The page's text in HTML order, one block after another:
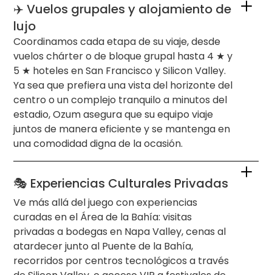
✈️ Vuelos grupales y alojamiento de
lujo
Coordinamos cada etapa de su viaje, desde
vuelos chárter o de bloque grupal hasta 4 ★ y
5 ★ hoteles en San Francisco y Silicon Valley.
Ya sea que prefiera una vista del horizonte del
centro o un complejo tranquilo a minutos del
estadio, Ozum asegura que su equipo viaje
juntos de manera eficiente y se mantenga en
una comodidad digna de la ocasión.
🎭 Experiencias Culturales Privadas
Ve más allá del juego con experiencias
curadas en el Área de la Bahía: visitas
privadas a bodegas en Napa Valley, cenas al
atardecer junto al Puente de la Bahía,
recorridos por centros tecnológicos a través